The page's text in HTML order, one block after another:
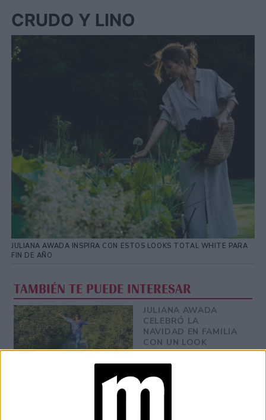
CRUDO Y LINO
JULIANA AWADA INSPIRA CON ESTOS LOOKS TOTAL WHITE PARA
FIN DE AÑO
TAMBIÉN TE PUEDE INTERESAR
JULIANA AWADA
CELEBRÓ LA
NAVIDAD EN FAMILIA
CON UN LOOK
CASUAL
JULIANA AWADA
TIENE 3 LOOKS